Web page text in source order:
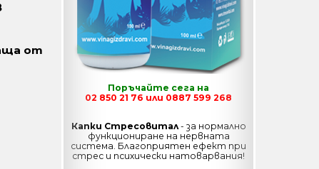
от
Поръчайте сега на
02 850 21 76 или 0887 599 268
Капки Стресовитал- за нормално
функциониране на нервната
система. Благоприятен ефект при
стрес и психически натоварвания!